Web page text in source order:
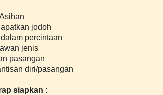
jodoh
percintaan
jenis
pasangan
diri/pasangan
siapkan :